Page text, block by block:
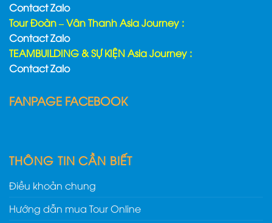
Contact Zalo
Tour Đoàn – Vân Thanh Asia Journey :
Contact Zalo
TEAMBUILDING & SỰ KIỆN Asia Journey :
Contact Zalo
FANPAGE FACEBOOK
THÔNG TIN CẦN BIẾT
Điều khoản chung
Hướng dẫn mua Tour Online